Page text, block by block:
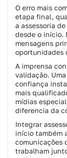
O erro mais
etapa final,
a assessoria
desde o início.
mensagens
oportunidades
A imprensa
validação.
confiança
mais
mídias
diferencia da
Integrar
início também
comunicações
trabalham